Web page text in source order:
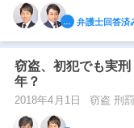
弁護士回答済
窃盗、初犯でも実
年？
2018年4月1日 窃盗 刑罰